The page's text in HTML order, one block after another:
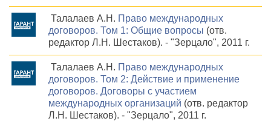
Талалаев А.Н. Право международных
договоров. Том 1: Общие вопросы (отв.
редактор Л.Н. Шестаков). - "Зерцало", 2011 г.
Талалаев А.Н. Право международных
договоров. Том 2: Действие и применение
договоров. Договоры с участием
международных организаций (отв. редактор
Л.Н. Шестаков). - "Зерцало", 2011 г.